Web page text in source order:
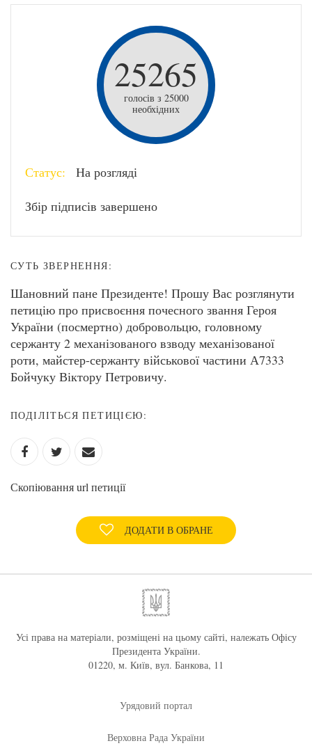
25265
голосів з 25000
необхідних
Статус: На розгляді
Збір підписів завершено
СУТЬ ЗВЕРНЕННЯ:
Шановний пане Президенте! Прошу Вас розглянути
петицію про присвоєння почесного звання Героя
України (посмертно) добровольцю, головному
сержанту 2 механізованого взводу механізованої
роти, майстер-сержанту військової частини А7333
Бойчуку Віктору Петровичу.
ПОДІЛІТЬСЯ ПЕТИЦІЄЮ:
Скопіювання url петиції
ДОДАТИ В ОБРАНЕ
Усі права на матеріали, розміщені на цьому сайті, належать Офісу
Президента України.
01220, м. Київ, вул. Банкова, 11
Урядовий портал
Верховна Рада України